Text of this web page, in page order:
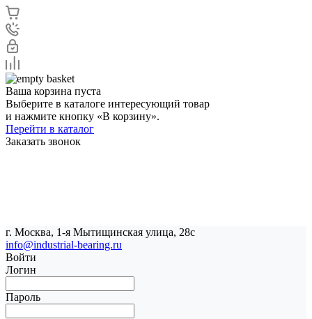
Ваша корзина пуста
Выберите в каталоге интересующий товар
и нажмите кнопку «В корзину».
Перейти в каталог
Заказать звонок
г. Москва, 1-я Мытищинская улица, 28с
info@industrial-bearing.ru
Войти
Логин
Пароль